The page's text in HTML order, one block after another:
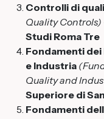
Controlli di
Quality Controls)
Studi Roma Tre
Fondamenti
e Industria
Quality and
Superiore di
Fondamenti